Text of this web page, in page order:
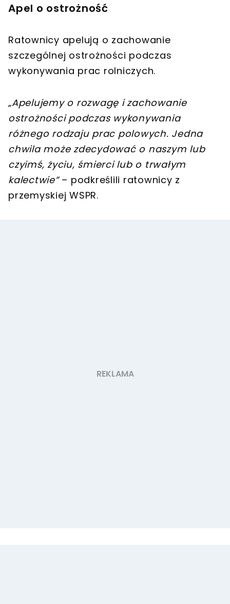
Apel o ostrożność
Ratownicy apelują o zachowanie
szczególnej ostrożności podczas
wykonywania prac rolniczych.
„Apelujemy o rozwagę i zachowanie
ostrożności podczas wykonywania
różnego rodzaju prac polowych. Jedna
chwila może zdecydować o naszym lub
czyimś, życiu, śmierci lub o trwałym
kalectwie”– podkreślili ratownicy z
przemyskiej WSPR.